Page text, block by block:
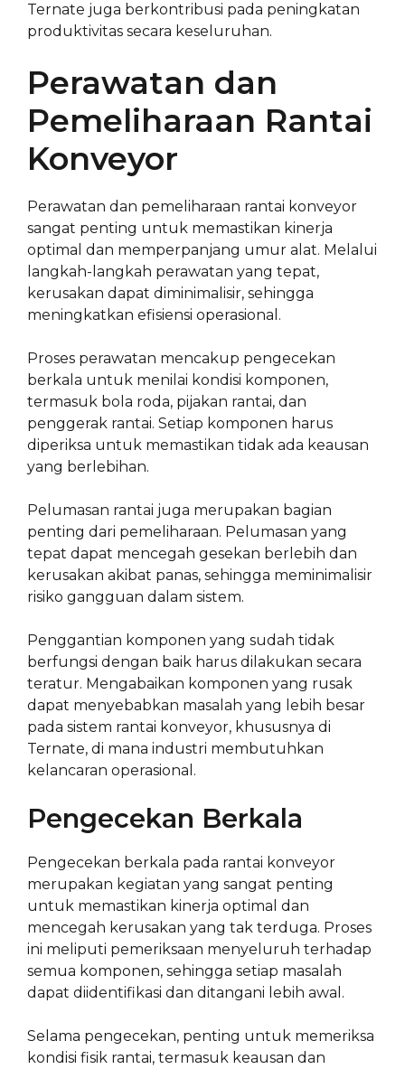
Ternate juga berkontribusi pada peningkatan
produktivitas secara keseluruhan.
Perawatan dan
Pemeliharaan Rantai
Konveyor
Perawatan dan pemeliharaan rantai konveyor
sangat penting untuk memastikan kinerja
optimal dan memperpanjang umur alat. Melalui
langkah-langkah perawatan yang tepat,
kerusakan dapat diminimalisir, sehingga
meningkatkan efisiensi operasional.
Proses perawatan mencakup pengecekan
berkala untuk menilai kondisi komponen,
termasuk bola roda, pijakan rantai, dan
penggerak rantai. Setiap komponen harus
diperiksa untuk memastikan tidak ada keausan
yang berlebihan.
Pelumasan rantai juga merupakan bagian
penting dari pemeliharaan. Pelumasan yang
tepat dapat mencegah gesekan berlebih dan
kerusakan akibat panas, sehingga meminimalisir
risiko gangguan dalam sistem.
Penggantian komponen yang sudah tidak
berfungsi dengan baik harus dilakukan secara
teratur. Mengabaikan komponen yang rusak
dapat menyebabkan masalah yang lebih besar
pada sistem rantai konveyor, khususnya di
Ternate, di mana industri membutuhkan
kelancaran operasional.
Pengecekan Berkala
Pengecekan berkala pada rantai konveyor
merupakan kegiatan yang sangat penting
untuk memastikan kinerja optimal dan
mencegah kerusakan yang tak terduga. Proses
ini meliputi pemeriksaan menyeluruh terhadap
semua komponen, sehingga setiap masalah
dapat diidentifikasi dan ditangani lebih awal.
Selama pengecekan, penting untuk memeriksa
kondisi fisik rantai, termasuk keausan dan